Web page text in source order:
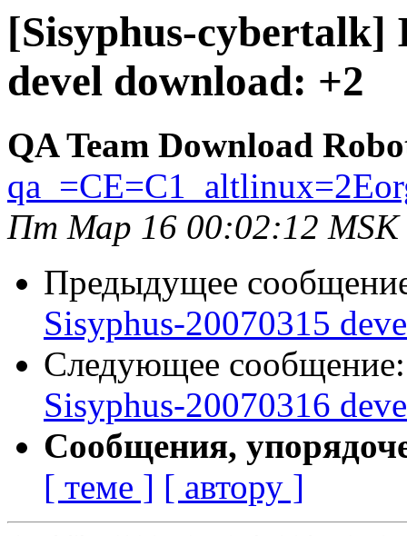
[Sisyphus-cybertalk]
devel download: +2
QA Team Download
Пт Мар 16 00:02:12 MSK
Предыдущее
Sisyphus-20070315
Следующее
Sisyphus-20070316
Сообщения,
[ теме ] [ автору ]